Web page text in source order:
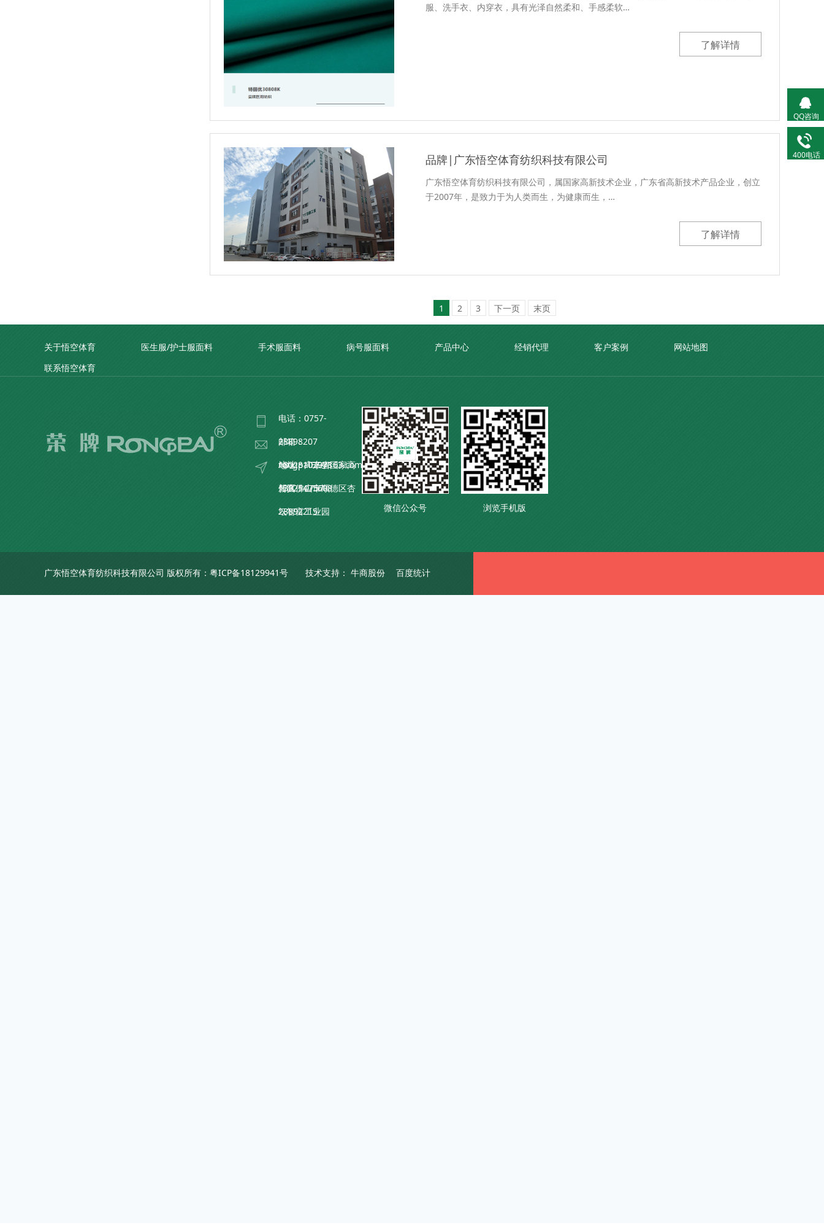
服、洗手衣、内穿衣，具有光泽自然柔和、手感柔软…
了解详情
品牌|广东悟空体育纺织科技有限公司
广东悟空体育纺织科技有限公司，属国家高新技术企业，广东省高新技术产品企业，创立
于2007年，是致力于为人类而生，为健康而生，…
了解详情
1 2 3 下一页 末页
关于悟空体育 医生服/护士服面料 手术服面料 病号服面料 产品中心 经销代理 客户案例
网站地图
联系悟空体育
电话：0757-
28898207
18028102978
13925475608
邮箱：
rongpaiFZ@163.com
传真：0757-
28892215
地址：广东省国家高
新区佛山市顺德区杏
坛智富工业园
微信公众号 浏览手机版
广东悟空体育纺织科技有限公司 版权所有： 粤ICP备18129941号 技术支持： 牛商股份 百度统计
QQ咨询
400电话